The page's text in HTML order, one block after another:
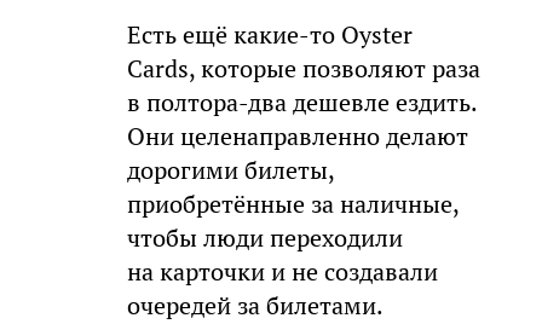
Есть ещё какие-то Oyster
Cards, которые позволяют раза
в полтора-два дешевле ездить.
Они целенаправленно делают
дорогими билеты,
приобретённые за наличные,
чтобы люди переходили
на карточки и не создавали
очередей за билетами.